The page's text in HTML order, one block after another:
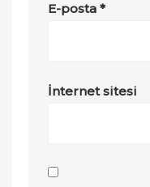
E-posta*
İnternet sitesi